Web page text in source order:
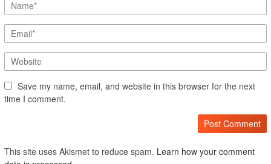
Save my name, email, and website in this browser for the next
time I comment.
This site uses Akismet to reduce spam. Learn how your comment